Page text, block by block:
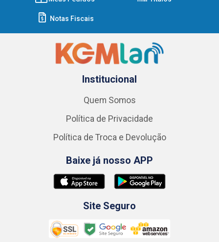
Notas Fiscais
Institucional
Quem Somos
Política de Privacidade
Política de Troca e Devolução
Baixe já nosso APP
Site Seguro